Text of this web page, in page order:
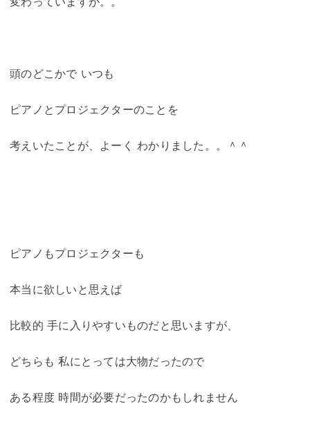
頭のどこかで いつも
ピアノとプロジェクターのことを
考えいたことが、よーく わかりました。。＾＾
ピアノもプロジェクターも
本当に欲しいと思えば
比較的 手に入りやすいものだと思いますが、
どちらも 私にとっては大物だったので
ある程度 時間が必要だったのかもしれません